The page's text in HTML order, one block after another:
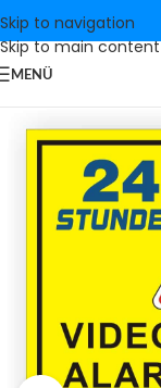
Skip to navigation
Skip to main content
MENÜ